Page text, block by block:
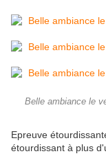
Belle ambiance le
Epreuve
étourdissant à plus